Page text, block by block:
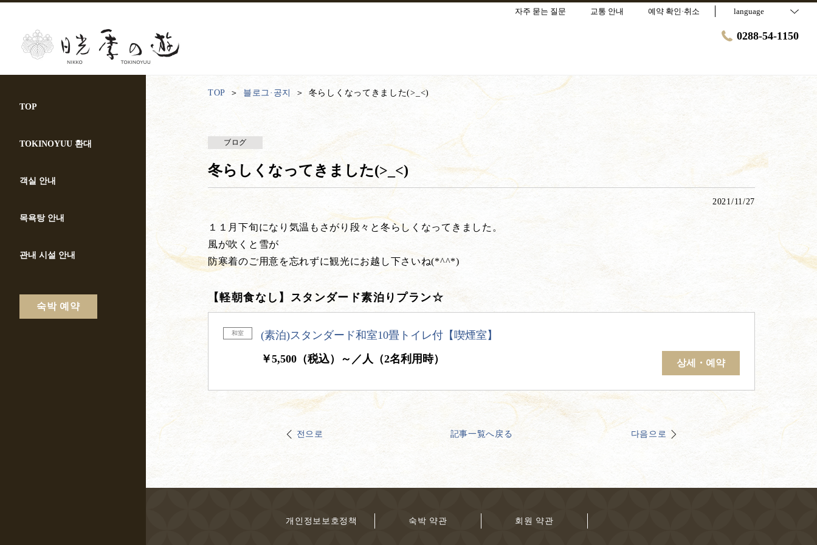
자주 묻는 질문 교통 안내 예약 확인·취소 language
0288-54-1150
TOP
TOKINOYUU 환대
객실 안내
목욕탕 안내
관내 시설 안내
숙박 예약
TOP 블로그·공지 冬らしくなってきました(>_<)
ブログ
冬らしくなってきました(>_<)
2021/11/27
１１月下旬になり気温もさがり段々と冬らしくなってきました。
風が吹くと雪が
防寒着のご用意を忘れずに観光にお越し下さいね(*^^*)
【軽朝食なし】スタンダード素泊りプラン☆
和室
(素泊)スタンダード和室10畳トイレ付【喫煙室】
￥5,500（税込）～／人（2名利用時）
상세・예약
전으로 記事一覧へ戻る 다음으로
개인정보보호정책 숙박 약관 회원 약관